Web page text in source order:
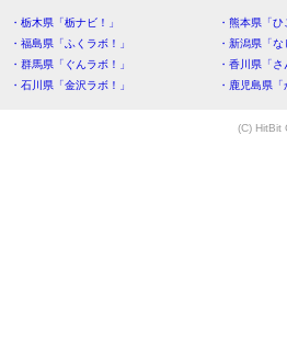
・栃木県「栃ナビ！」
・熊本県「
・福島県「ふくラボ！」
・新潟県「
・群馬県「ぐんラボ！」
・香川県「
・石川県「金沢ラボ！」
・鹿児島県
(C) HitBit